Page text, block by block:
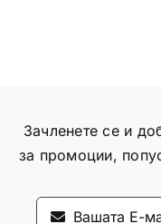
Зачленете се и
за промоции,